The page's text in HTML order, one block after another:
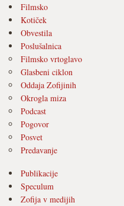
Filmsko
Kotiček
Obvestila
Poslušalnica
Filmsko vrtoglavo
Glasbeni ciklon
Oddaja Zofijinih
Okrogla miza
Podcast
Pogovor
Posvet
Predavanje
Publikacije
Speculum
Zofija v medijih